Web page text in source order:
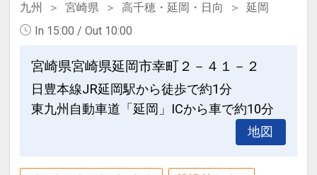
駐車場ご案内
でお越しのお客様は近隣のコインパーキ
ングをご利用ください。
■二輪車の駐車スペースもございませ
設定期間：2022年6月14日～2027年6月
九州 宮崎県 高千穂・延岡・日向
延岡
In 15:00 / Out 10:00
宮崎県宮崎県延岡市幸町２－４１－２
日豊本線JR延岡駅から徒歩で約1分
東九州自動車道「延岡」ICから車で約10分
地図